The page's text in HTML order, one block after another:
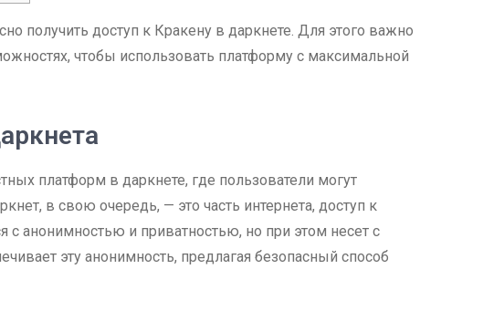
получить доступ к Кракену в даркнете. Для этого важно
чтобы использовать платформу с максимальной
платформ в даркнете, где пользователи могут
в свою очередь, — это часть интернета, доступ к
с анонимностью и приватностью, но при этом несет с
эту анонимность, предлагая безопасный способ